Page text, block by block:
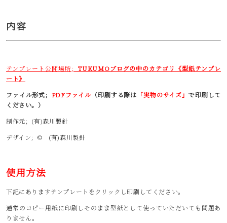
内容
テンプレート公開場所； TUKUMOブログの中のカテゴリ《型紙テンプレ
ート》
ファイル形式； PDFファイル （印刷する際は 「実物のサイズ」 で印刷して
ください。）
制作元；(有)森川製針
デザイン；© (有)森川製針
使用方法
下記にありますテンプレートをクリックし印刷してください。
通常のコピー用紙に印刷しそのまま型紙として使っていただいても問題あ
りません。